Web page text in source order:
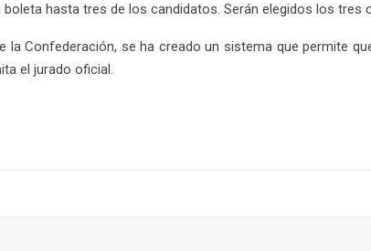
hasta tres de los candidatos. Serán elegidos los
la Confederación, se ha creado un sistema que permite
el jurado oficial.